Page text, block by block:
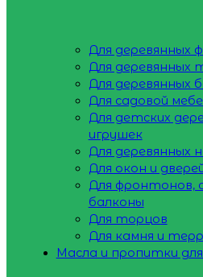
Для деревянных
Для деревянных
Для деревянных
Для садовой
Для детских
игрушек
Для деревянных
Для окон и
Для фронтонов,
балконы
Для торцов
Для камня и
Масла и пропитки